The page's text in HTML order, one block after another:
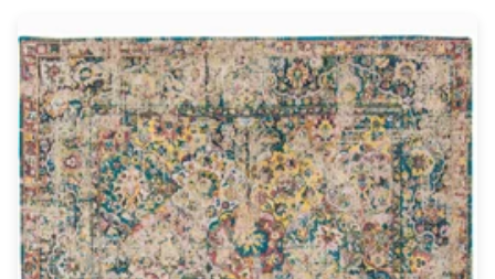
Lampe de table
Lustre
Extérieur
Applique d'extérieur
Balise d'extérieur
Lampadaire d'extérieur
Lampe d'extérieur
Plafonnier d'extérieur
Spot & projecteur d'extérieur
Suspension d'extérieur